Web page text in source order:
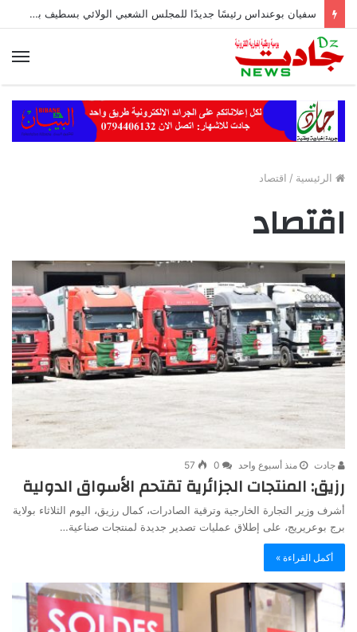
سفيان بوعنداس رئيسًا جديدًا للمجلس الشعبي الولائي بسطيف بالأغلبية
الرئيسية / اقتصاد
اقتصاد
جادت منذ أسبوع واحد 0
57
رزيق: المنتجات الجزائرية تقتحم الأسواق الدولية
أشرف وزير التجارة الخارجية وترقية الصادرات، كمال رزيق، اليوم الثلاثاء بولاية
برج بوعريريج، على إطلاق عمليات تصدير جديدة لمنتجات صناعية…
أكمل القراءة »